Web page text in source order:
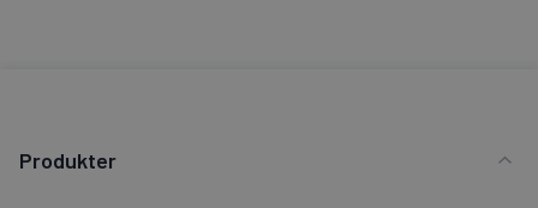
Produkter